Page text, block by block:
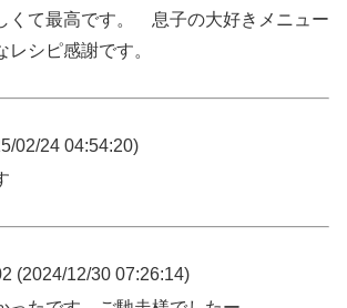
くて最高です。 息子の大好きメニュー
シピ感謝です。
02/24 04:54:20)
(2024/12/30 07:26:14)